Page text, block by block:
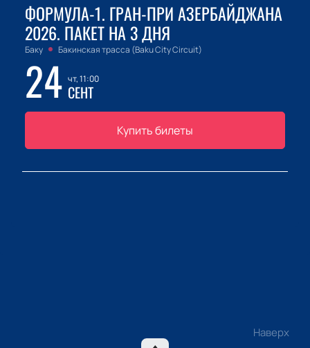
ФОРМУЛА-1. ГРАН-ПРИ АЗЕРБАЙДЖАНА
2026. ПАКЕТ НА 3 ДНЯ
Баку Бакинская трасса (Baku City Circuit)
24 чт, 11:00
СЕНТ
Купить билеты
Наверх